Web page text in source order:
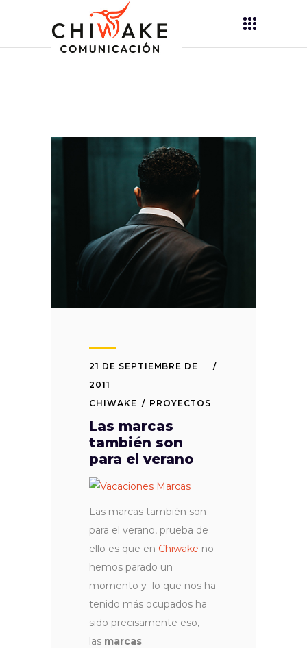
21 DE SEPTIEMBRE DE
2011
CHIWAKE
PROYECTOS
Las marcas
también son
para el verano
Las marcas también son
para el verano, prueba de
ello es que en Chiwake no
hemos parado un
momento y lo que nos ha
tenido más ocupados ha
sido precisamente eso,
las marcas.